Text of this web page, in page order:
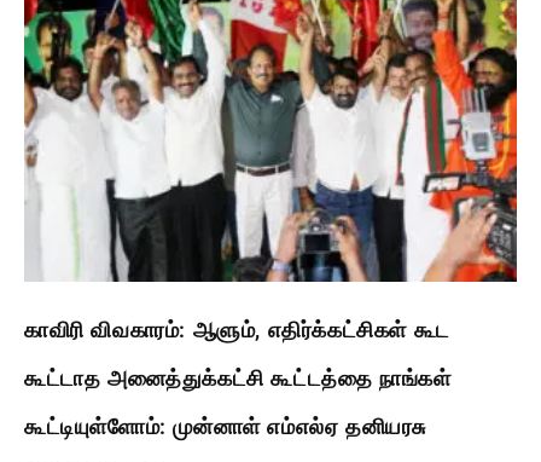
காவிரி விவகாரம்: ஆளும், எதிர்க்கட்சிகள் கூட
கூட்டாத அனைத்துக்கட்சி கூட்டத்தை நாங்கள்
கூட்டியுள்ளோம்: முன்னாள் எம்எல்ஏ தனியரசு